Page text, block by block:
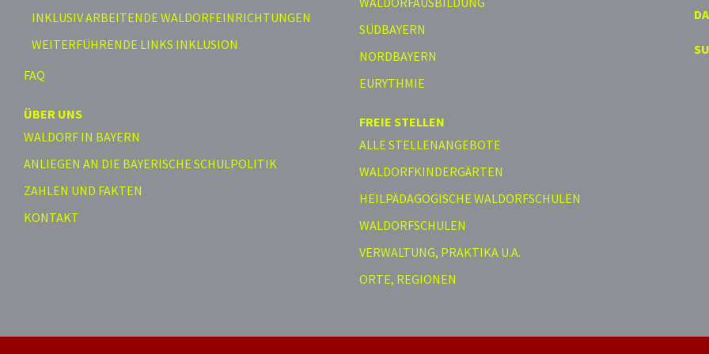
INKLUSIV ARBEITENDE WALDORFEINRICHTUNGEN
WEITERFÜHRENDE LINKS INKLUSION
FAQ
ÜBER UNS
WALDORF IN BAYERN
ANLIEGEN AN DIE BAYERISCHE SCHULPOLITIK
ZAHLEN UND FAKTEN
KONTAKT
SÜDBAYERN
NORDBAYERN
EURYTHMIE
FREIE STELLEN
ALLE STELLENANGEBOTE
WALDORFKINDERGÄRTEN
HEILPÄDAGOGISCHE WALDORFSCHULEN
WALDORFSCHULEN
VERWALTUNG, PRAKTIKA U.A.
ORTE, REGIONEN